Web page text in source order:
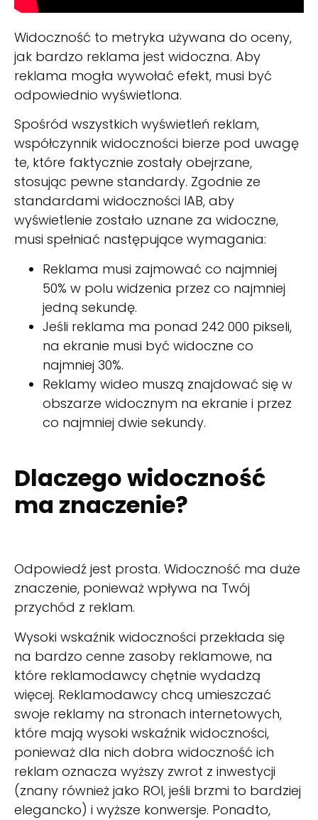
Widoczność to metryka używana do oceny,
jak bardzo reklama jest widoczna. Aby
reklama mogła wywołać efekt, musi być
odpowiednio wyświetlona.
Spośród wszystkich wyświetleń reklam,
współczynnik widoczności bierze pod uwagę
te, które faktycznie zostały obejrzane,
stosując pewne standardy. Zgodnie ze
standardami widoczności IAB, aby
wyświetlenie zostało uznane za widoczne,
musi spełniać następujące wymagania:
Reklama musi zajmować co najmniej
50% w polu widzenia przez co najmniej
jedną sekundę.
Jeśli reklama ma ponad 242 000 pikseli,
na ekranie musi być widoczne co
najmniej 30%.
Reklamy wideo muszą znajdować się w
obszarze widocznym na ekranie i przez
co najmniej dwie sekundy.
Dlaczego widoczność
ma znaczenie?
Odpowiedź jest prosta. Widoczność ma duże
znaczenie, ponieważ wpływa na Twój
przychód z reklam.
Wysoki wskaźnik widoczności przekłada się
na bardzo cenne zasoby reklamowe, na
które reklamodawcy chętnie wydadzą
więcej. Reklamodawcy chcą umieszczać
swoje reklamy na stronach internetowych,
które mają wysoki wskaźnik widoczności,
ponieważ dla nich dobra widoczność ich
reklam oznacza wyższy zwrot z inwestycji
(znany również jako ROI, jeśli brzmi to bardziej
elegancko) i wyższe konwersje. Ponadto,